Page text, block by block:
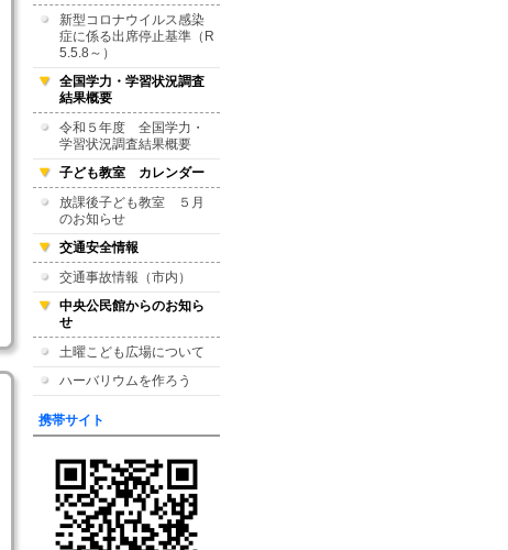
新型コロナウイルス感染
症に係る出席停止基準（R
5.5.8～）
全国学力・学習状況調査
結果概要
令和５年度 全国学力・
学習状況調査結果概要
子ども教室 カレンダー
放課後子ども教室 ５月
のお知らせ
交通安全情報
交通事故情報（市内）
中央公民館からのお知ら
せ
土曜こども広場について
ハーバリウムを作ろう
携帯サイト